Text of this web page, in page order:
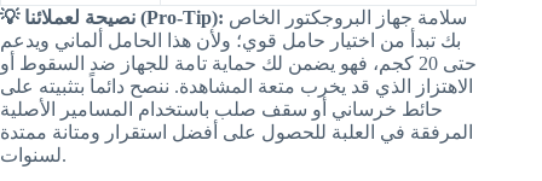
💡 نصيحة لعملائنا (Pro-Tip):
بك تبدأ من اختيار حامل قوي؛ ولأن هذا الحامل ألماني ويدعم
حتى 20 كجم، فهو يضمن لك حماية تامة للجهاز ضد السقوط أو
الاهتزاز الذي قد يخرب متعة المشاهدة. ننصح دائماً بتثبيته على
حائط خرساني أو سقف صلب باستخدام المسامير الأصلية
المرفقة في العلبة للحصول على أفضل استقرار ومتانة ممتدة
لسنوات.